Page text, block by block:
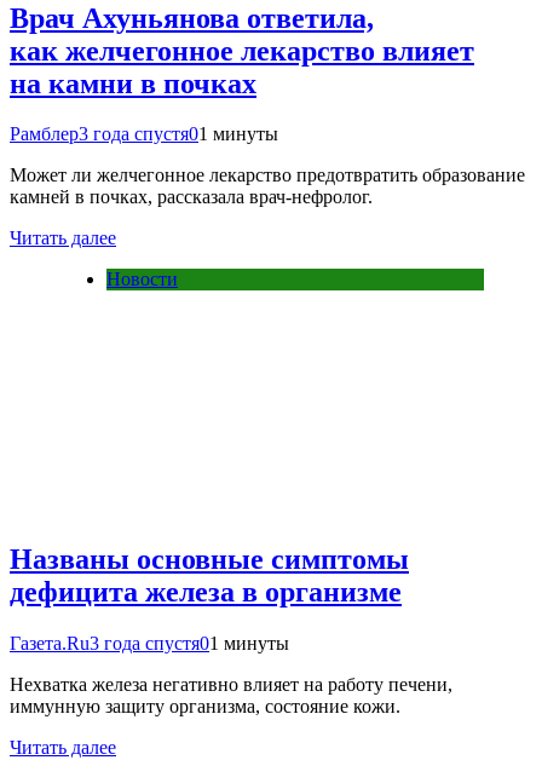
Врач Ахуньянова ответила,
как желчегонное лекарство влияет
на камни в почках
Рамблер3 года спустя01 минуты
Может ли желчегонное лекарство предотвратить образование
камней в почках, рассказала врач-нефролог.
Читать далее
Новости
Названы основные симптомы
дефицита железа в организме
Газета.Ru3 года спустя01 минуты
Нехватка железа негативно влияет на работу печени,
иммунную защиту организма, состояние кожи.
Читать далее